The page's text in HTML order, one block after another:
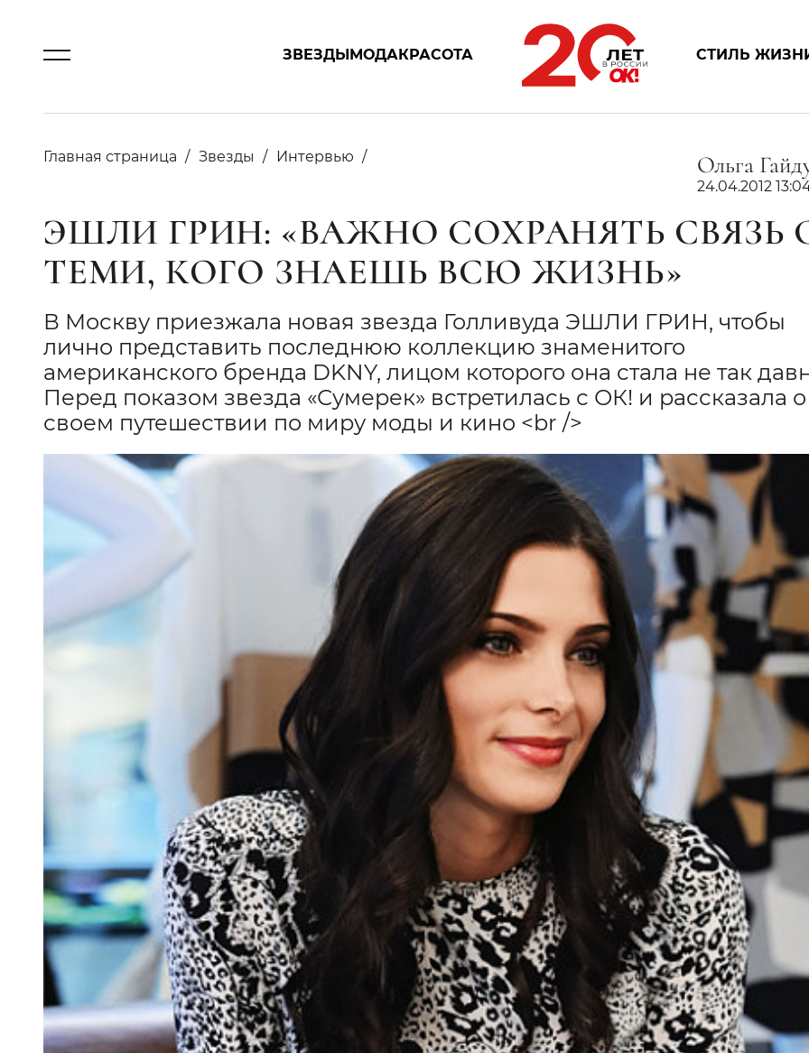
ЗВЕЗДЫМОДАКРАСОТА СТИЛЬ
Главная страница Звезды Интервью Ольга
24.04.2012
ЭШЛИ ГРИН: «ВАЖНО СОХРАНЯТЬ СВЯЗЬ
ТЕМИ, КОГО ЗНАЕШЬ ВСЮ ЖИЗНЬ»
В Москву приезжала новая звезда Голливуда ЭШЛИ ГРИН, чтобы
лично представить последнюю коллекцию знаменитого
американского бренда DKNY, лицом которого она стала не так
Перед показом звезда «Сумерек» встретилась с ОК! и рассказала о
своем путешествии по миру моды и кино <br />